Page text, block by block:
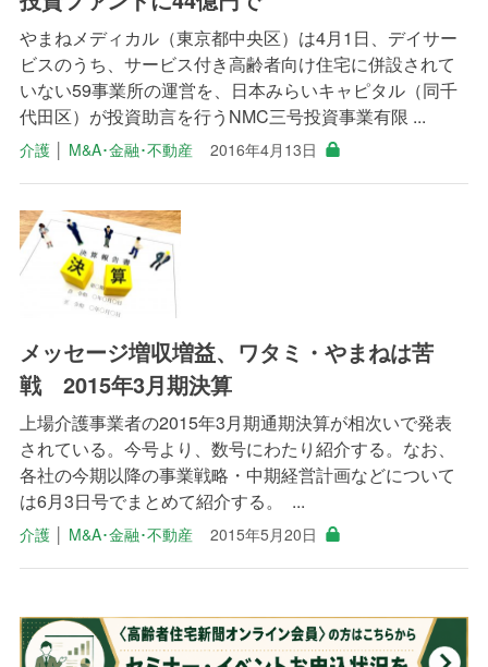
やまねメディカル（東京都中央区）は4月1日、デイサー
ビスのうち、サービス付き高齢者向け住宅に併設されて
いない59事業所の運営を、日本みらいキャピタル（同千
代田区）が投資助言を行うNMC三号投資事業有限 ...
介護│ M&A･金融･不動産 2016年4月13日
メッセージ増収増益、ワタミ・やまねは苦
戦 2015年3月期決算
上場介護事業者の2015年3月期通期決算が相次いで発表
されている。今号より、数号にわたり紹介する。なお、
各社の今期以降の事業戦略・中期経営計画などについて
は6月3日号でまとめて紹介する。 ...
介護│ M&A･金融･不動産 2015年5月20日